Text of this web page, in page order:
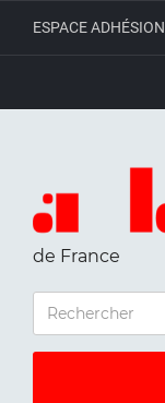
ESPACE ADHÉSION
de France
RECHERCHER